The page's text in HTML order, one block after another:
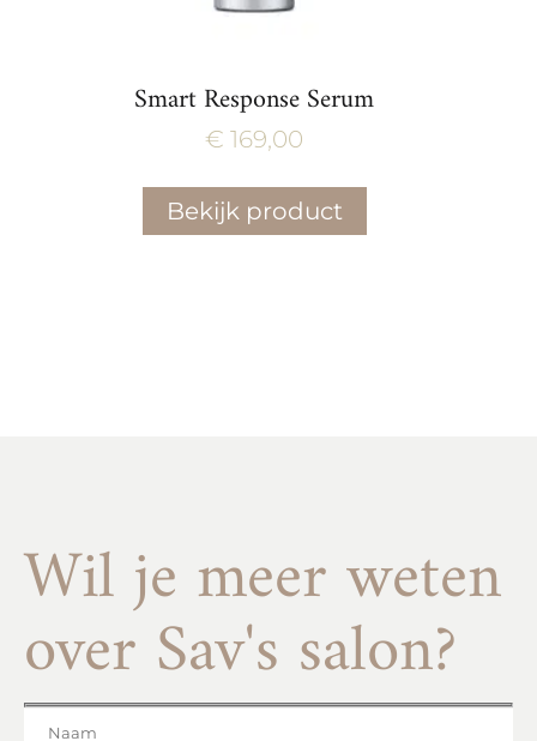
Smart Response Serum
€ 169,00
Bekijk product
Wil je meer weten
over Sav's salon?